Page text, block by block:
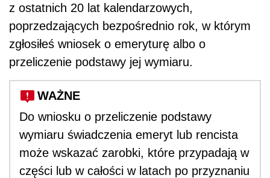
z ostatnich 20 lat kalendarzowych,
poprzedzających bezpośrednio rok, w którym
zgłosiłeś wniosek o emeryturę albo o
przeliczenie podstawy jej wymiaru.
WAŻNE
Do wniosku o przeliczenie podstawy
wymiaru świadczenia emeryt lub rencista
może wskazać zarobki, które przypadają w
części lub w całości w latach po przyznaniu